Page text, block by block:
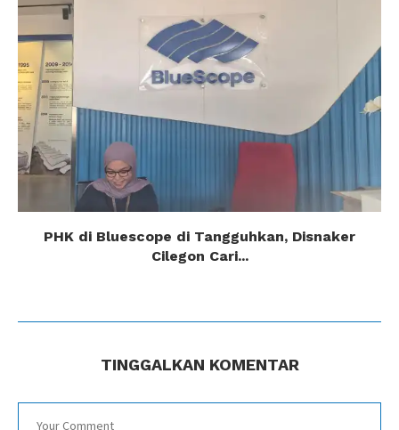
PHK di Bluescope di Tangguhkan, Disnaker
Cilegon Cari...
TINGGALKAN KOMENTAR